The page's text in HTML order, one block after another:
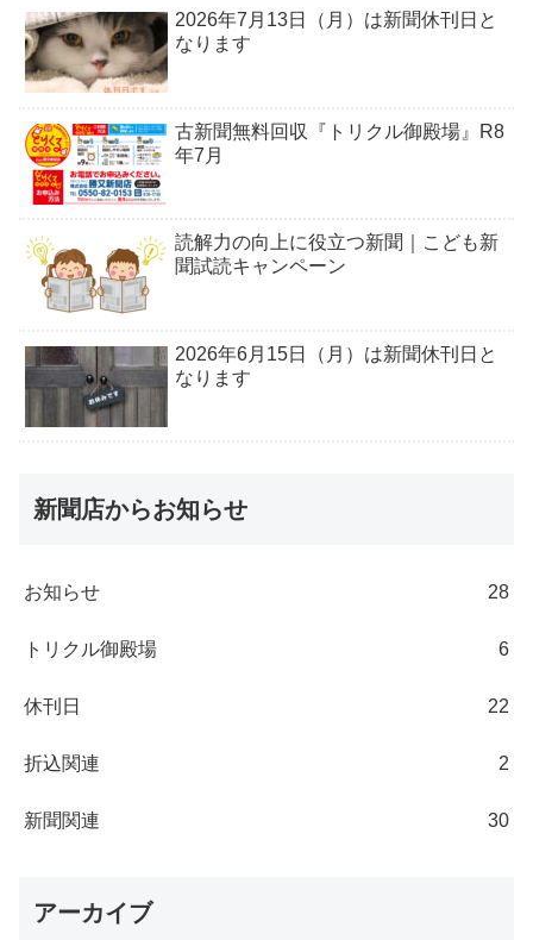
2026年7月13日（月）は新聞休刊日と
なります
古新聞無料回収『トリクル御殿場』R8
年7月
読解力の向上に役立つ新聞｜こども新
聞試読キャンペーン
2026年6月15日（月）は新聞休刊日と
なります
新聞店からお知らせ
お知らせ 28
トリクル御殿場 6
休刊日 22
折込関連 2
新聞関連 30
アーカイブ